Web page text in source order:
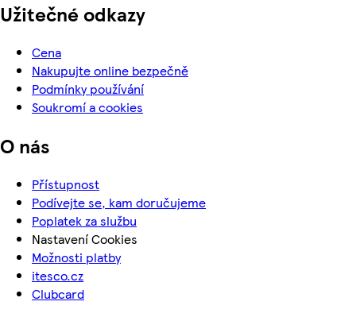
Užitečné odkazy
Cena
Nakupujte online bezpečně
Podmínky používání
Soukromí a cookies
O nás
Přístupnost
Podívejte se, kam doručujeme
Poplatek za službu
Nastavení Cookies
Možnosti platby
itesco.cz
Clubcard